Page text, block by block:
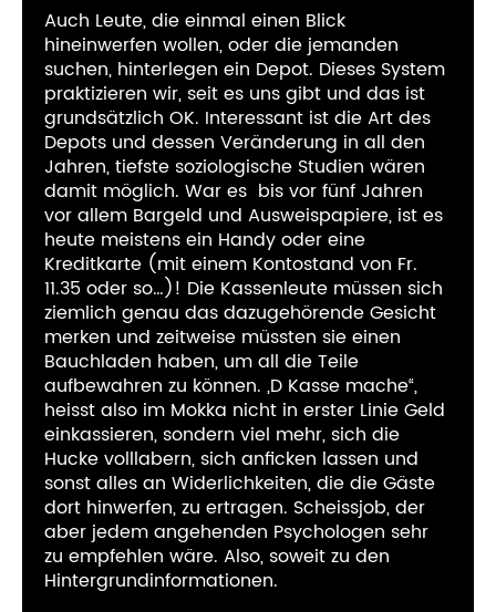
Auch Leute, die einmal einen Blick
hineinwerfen wollen, oder die jemanden
suchen, hinterlegen ein Depot. Dieses System
praktizieren wir, seit es uns gibt und das ist
grundsätzlich OK. Interessant ist die Art des
Depots und dessen Veränderung in all den
Jahren, tiefste soziologische Studien wären
damit möglich. War es bis vor fünf Jahren
vor allem Bargeld und Ausweispapiere, ist es
heute meistens ein Handy oder eine
Kreditkarte (mit einem Kontostand von Fr.
11.35 oder so…)! Die Kassenleute müssen sich
ziemlich genau das dazugehörende Gesicht
merken und zeitweise müssten sie einen
Bauchladen haben, um all die Teile
aufbewahren zu können. „D Kasse mache“,
heisst also im Mokka nicht in erster Linie Geld
einkassieren, sondern viel mehr, sich die
Hucke volllabern, sich anficken lassen und
sonst alles an Widerlichkeiten, die die Gäste
dort hinwerfen, zu ertragen. Scheissjob, der
aber jedem angehenden Psychologen sehr
zu empfehlen wäre. Also, soweit zu den
Hintergrundinformationen.